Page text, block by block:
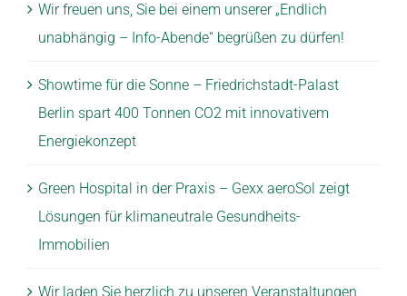
Wir freuen uns, Sie bei einem unserer „Endlich
unabhängig – Info-Abende“ begrüßen zu dürfen!
Showtime für die Sonne – Friedrichstadt-Palast
Berlin spart 400 Tonnen CO2 mit innovativem
Energiekonzept
Green Hospital in der Praxis – Gexx aeroSol zeigt
Lösungen für klimaneutrale Gesundheits-
Immobilien
Wir laden Sie herzlich zu unseren Veranstaltungen